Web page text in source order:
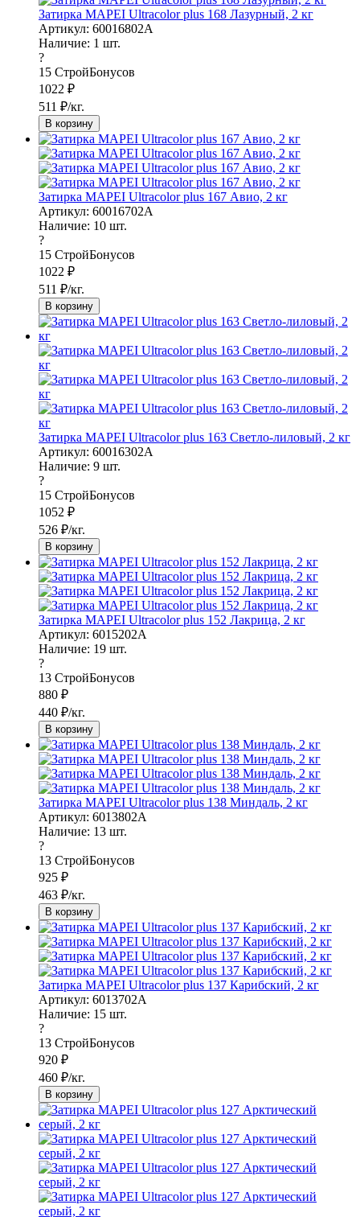
Затирка MAPEI Ultracolor plus 168 Лазурный, 2 кг
Артикул: 60016802A
Наличие: 1 шт.
?
15 СтройБонусов
1022 ₽
511 ₽/кг.
В корзину
Затирка MAPEI Ultracolor plus 167 Авио, 2 кг
Артикул: 60016702A
Наличие: 10 шт.
?
15 СтройБонусов
1022 ₽
511 ₽/кг.
В корзину
Затирка MAPEI Ultracolor plus 163 Светло-лиловый, 2 кг
Артикул: 60016302A
Наличие: 9 шт.
?
15 СтройБонусов
1052 ₽
526 ₽/кг.
В корзину
Затирка MAPEI Ultracolor plus 152 Лакрица, 2 кг
Артикул: 6015202A
Наличие: 19 шт.
?
13 СтройБонусов
880 ₽
440 ₽/кг.
В корзину
Затирка MAPEI Ultracolor plus 138 Миндаль, 2 кг
Артикул: 6013802A
Наличие: 13 шт.
?
13 СтройБонусов
925 ₽
463 ₽/кг.
В корзину
Затирка MAPEI Ultracolor plus 137 Карибский, 2 кг
Артикул: 6013702A
Наличие: 15 шт.
?
13 СтройБонусов
920 ₽
460 ₽/кг.
В корзину